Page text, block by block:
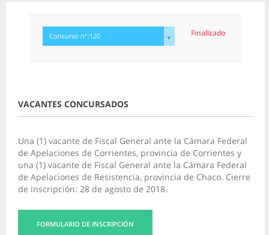
Concurso n°:120 Finalizado
VACANTES CONCURSADOS
Una (1) vacante de Fiscal General ante la Cámara Federal
de Apelaciones de Corrientes, provincia de Corrientes y
una (1) vacante de Fiscal General ante la Cámara Federal
de Apelaciones de Resistencia, provincia de Chaco. Cierre
de inscripción: 28 de agosto de 2018.
FORMULARIO DE INSCRIPCIÓN